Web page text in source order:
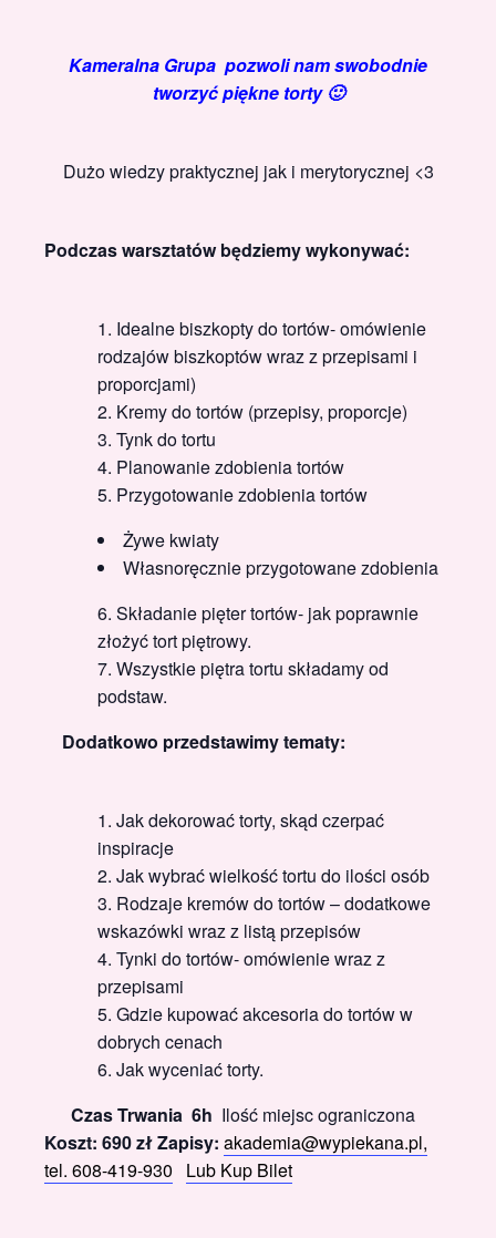
Kameralna Grupa pozwoli nam swobodnie
tworzyć piękne torty 🙂
Dużo wiedzy praktycznej jak i merytorycznej <3
Podczas warsztatów będziemy wykonywać:
Idealne biszkopty do tortów- omówienie
rodzajów biszkoptów wraz z przepisami i
proporcjami)
Kremy do tortów (przepisy, proporcje)
Tynk do tortu
Planowanie zdobienia tortów
Przygotowanie zdobienia tortów
Żywe kwiaty
Własnoręcznie przygotowane zdobienia
Składanie pięter tortów- jak poprawnie
złożyć tort piętrowy.
Wszystkie piętra tortu składamy od
podstaw.
Dodatkowo przedstawimy tematy:
Jak dekorować torty, skąd czerpać
inspiracje
Jak wybrać wielkość tortu do ilości osób
Rodzaje kremów do tortów – dodatkowe
wskazówki wraz z listą przepisów
Tynki do tortów- omówienie wraz z
przepisami
Gdzie kupować akcesoria do tortów w
dobrych cenach
Jak wyceniać torty.
Czas Trwania 6h Ilość miejsc ograniczona
Koszt: 690 złZapisy: akademia@wypiekana.pl,
tel. 608-419-930
Lub Kup Bilet